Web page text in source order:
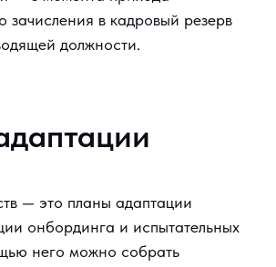
зачисления в кадровый резерв
должности.
— это планы адаптации
онбординга и испытательных
него можно собрать